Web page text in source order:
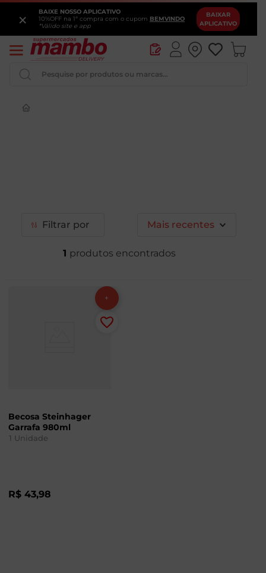
BAIXE NOSSO APLICATIVO
10%OFF na 1ª compra com o cupom BEMVINDO
*Válido site e app
BAIXAR
APLICATIVO
×
Pesquise por produtos ou marcas...
Filtrar Mais recentes
1
Becosa Steinhager
Garrafa 980ml
1 Unidade
R$ 43,98